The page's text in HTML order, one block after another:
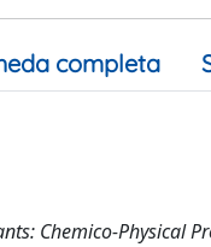
completa
Chemico-Physical